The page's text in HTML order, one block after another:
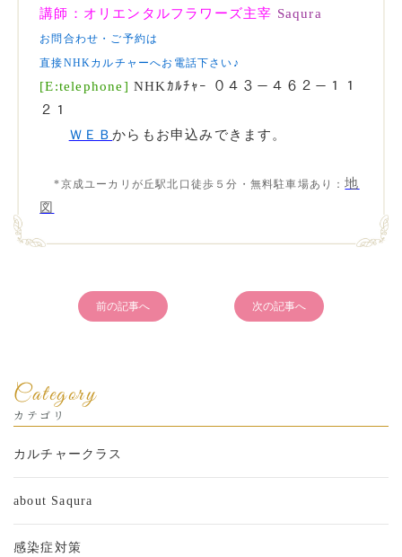
講師：オリエンタルフラワーズ主宰 Saqura
お問合わせ・ご予約は
直接NHKカルチャーへお電話下さい♪
[E:telephone]NHKｶﾙﾁｬｰ
０４３－４６２－１１
２１
ＷＥＢからもお申込みできます。
*京成ユーカリが丘駅北口徒歩５分・無料駐車場あり：地
図
前の記事へ 次の記事へ
Category
カテゴリ
カルチャークラス
about Saqura
感染症対策